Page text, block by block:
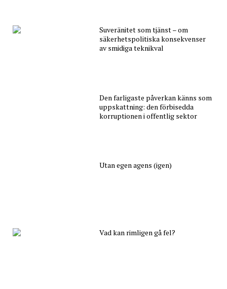
Suveränitet som tjänst – om
säkerhetspolitiska konsekvenser
av smidiga teknikval
Den farligaste påverkan känns som
uppskattning: den förbisedda
korruptionen i offentlig sektor
Utan egen agens (igen)
Vad kan rimligen gå fel?